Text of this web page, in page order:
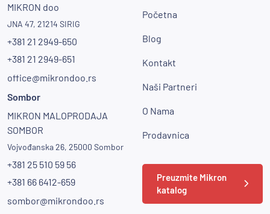
MIKRON doo
JNA 47, 21214 SIRIG
+381 21 2949-650
+381 21 2949-651
office@mikrondoo.rs
Sombor
MIKRON MALOPRODAJA
SOMBOR
Vojvođanska 26, 25000 Sombor
+381 25 510 59 56
+381 66 6412-659
sombor@mikrondoo.rs
Početna
Blog
Kontakt
Naši Partneri
O Nama
Prodavnica
Preuzmite Mikron
katalog